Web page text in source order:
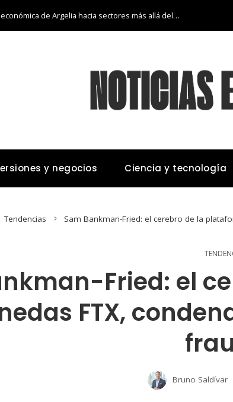
La transición económica de Argelia hacia sectores más allá del petróleo y gas
y negocios Ciencia y tecnología
Tendencias Sam Bankman-Fried: el cerebro de la
Fried: el
FTX,
Bruno Saldívar